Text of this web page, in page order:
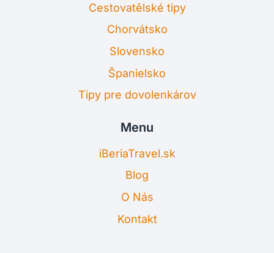
Cestovatělské tipy
Chorvátsko
Slovensko
Španielsko
Tipy pre dovolenkárov
Menu
iBeriaTravel.sk
Blog
O Nás
Kontakt